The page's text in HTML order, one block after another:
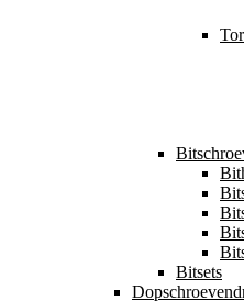
Bitsets